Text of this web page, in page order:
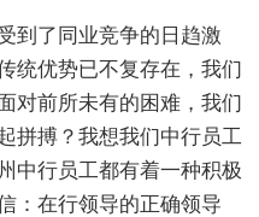
了同业竞争的日趋激
统优势已不复存在，我们
对前所未有的困难，我们
拼搏？我想我们中行员工
中行员工都有着一种积极
：在行领导的正确领导